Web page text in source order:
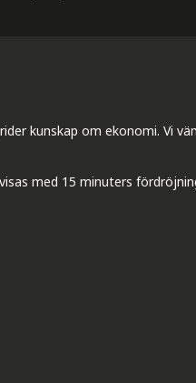
kunskap om ekonomi. Vi
med 15 minuters